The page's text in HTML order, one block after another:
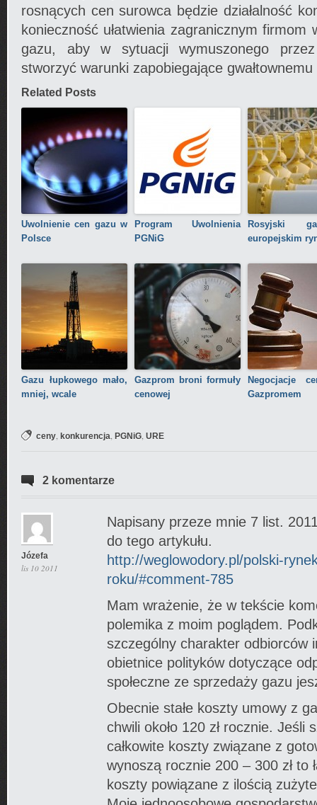
rosnących cen surowca będzie działalność
konieczność ułatwienia zagranicznym firmom
gazu, aby w sytuacji wymuszonego
stworzyć warunki zapobiegające
Related Posts
Uwolnienie cen gazu w
Polsce
Program Uwolnienia
PGNiG
Rosyjski
europejskim
Gazu łupkowego mało,
mniej, wcale
Gazprom broni formuły
cenowej
Negocjacje
Gazpromem
ceny konkurencja PGNiG URE
2 komentarze
Józefa
lis 10 2011
Napisany przeze mnie 7 list.
do tego artykułu.
http://weglowodory.pl/polski-
roku/#comment-785
Mam wrażenie, że w tekście
polemika z moim poglądem.
szczególny charakter odbiorców
obietnice polityków dotyczące
społeczne ze sprzedaży gazu
Obecnie stałe koszty umowy z
chwili około 120 zł rocznie. Jeśli
całkowite koszty związane z
wynoszą rocznie 200 – 300 zł to
koszty powiązane z ilością